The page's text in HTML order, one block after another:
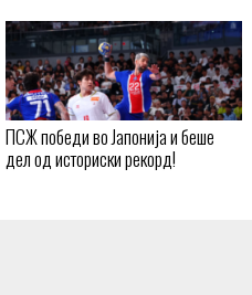
ПСЖ победи во Јапонија и беше
дел од историски рекорд!